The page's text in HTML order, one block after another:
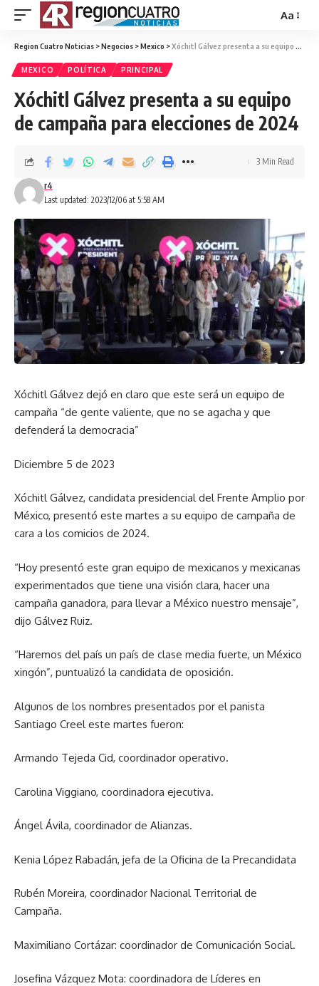
Aa
Region Cuatro Noticias >Negocios >Mexico >Xóchitl Gálvez presenta a su equipo de campaña para elecciones de 2024
MEXICO POLÍTICA PRINCIPAL
Xóchitl Gálvez presenta a su equipo
de campaña para elecciones de 2024
Last updated: 2023/12/06 at 5:58 AM
r4
3 Min Read
Xóchitl Gálvez dejó en claro que este será un equipo de
campaña “de gente valiente, que no se agacha y que
defenderá la democracia”
Diciembre 5 de 2023
Xóchitl Gálvez, candidata presidencial del Frente Amplio por
México, presentó este martes a su equipo de campaña de
cara a los comicios de 2024.
“Hoy presentó este gran equipo de mexicanos y mexicanas
experimentados que tiene una visión clara, hacer una
campaña ganadora, para llevar a México nuestro mensaje”,
dijo Gálvez Ruiz.
“Haremos del país un país de clase media fuerte, un México
xingón”, puntualizó la candidata de oposición.
Algunos de los nombres presentados por el panista
Santiago Creel este martes fueron:
Armando Tejeda Cid, coordinador operativo.
Carolina Viggiano, coordinadora ejecutiva.
Ángel Ávila, coordinador de Alianzas.
Kenia López Rabadán, jefa de la Oficina de la Precandidata
Rubén Moreira, coordinador Nacional Territorial de
Campaña.
Maximiliano Cortázar: coordinador de Comunicación Social.
Josefina Vázquez Mota: coordinadora de Líderes en